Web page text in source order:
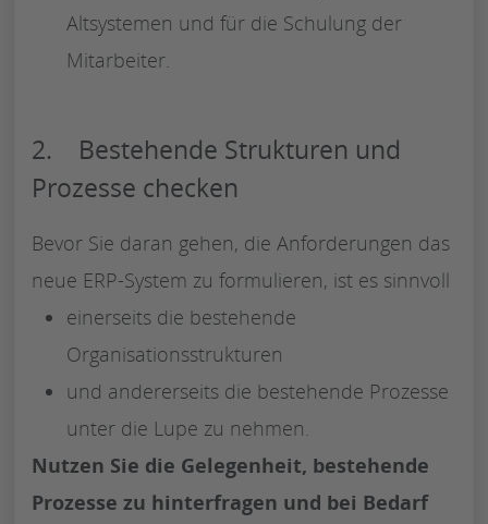
Altsystemen und für die Schulung der
Mitarbeiter.
2. Bestehende Strukturen und
Prozesse checken
Bevor Sie daran gehen, die Anforderungen das
neue ERP-System zu formulieren, ist es sinnvoll
einerseits die bestehende
Organisationsstrukturen
und andererseits die bestehende Prozesse
unter die Lupe zu nehmen.
Nutzen Sie die Gelegenheit, bestehende
Prozesse zu hinterfragen und bei Bedarf